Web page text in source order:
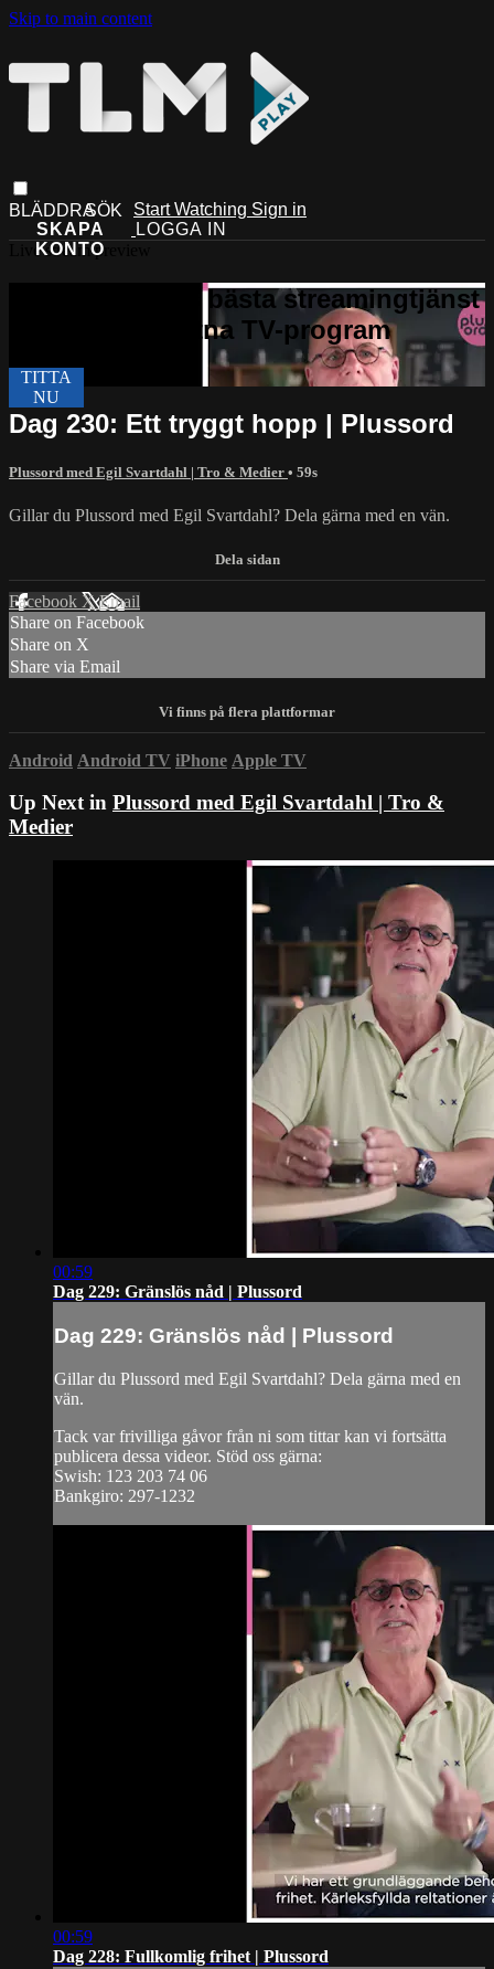
Skip to main content
Start Watching Sign in
Live stream preview
Dag 230: Ett tryggt hopp | Plussord
Plussord med Egil Svartdahl | Tro & Medier • 59s
Gillar du Plussord med Egil Svartdahl? Dela gärna med en vän.
Facebook XEmail
Share on Facebook
Share on X
Share via Email
Android Android TV iPhone Apple TV
Up Next in Plussord med Egil Svartdahl | Tro &
Medier
00:59
Dag 229: Gränslös nåd | Plussord
Dag 229: Gränslös nåd | Plussord
Gillar du Plussord med Egil Svartdahl? Dela gärna med en
vän.
Tack var frivilliga gåvor från ni som tittar kan vi fortsätta
publicera dessa videor. Stöd oss gärna:
Swish: 123 203 74 06
Bankgiro: 297-1232
00:59
Dag 228: Fullkomlig frihet | Plussord